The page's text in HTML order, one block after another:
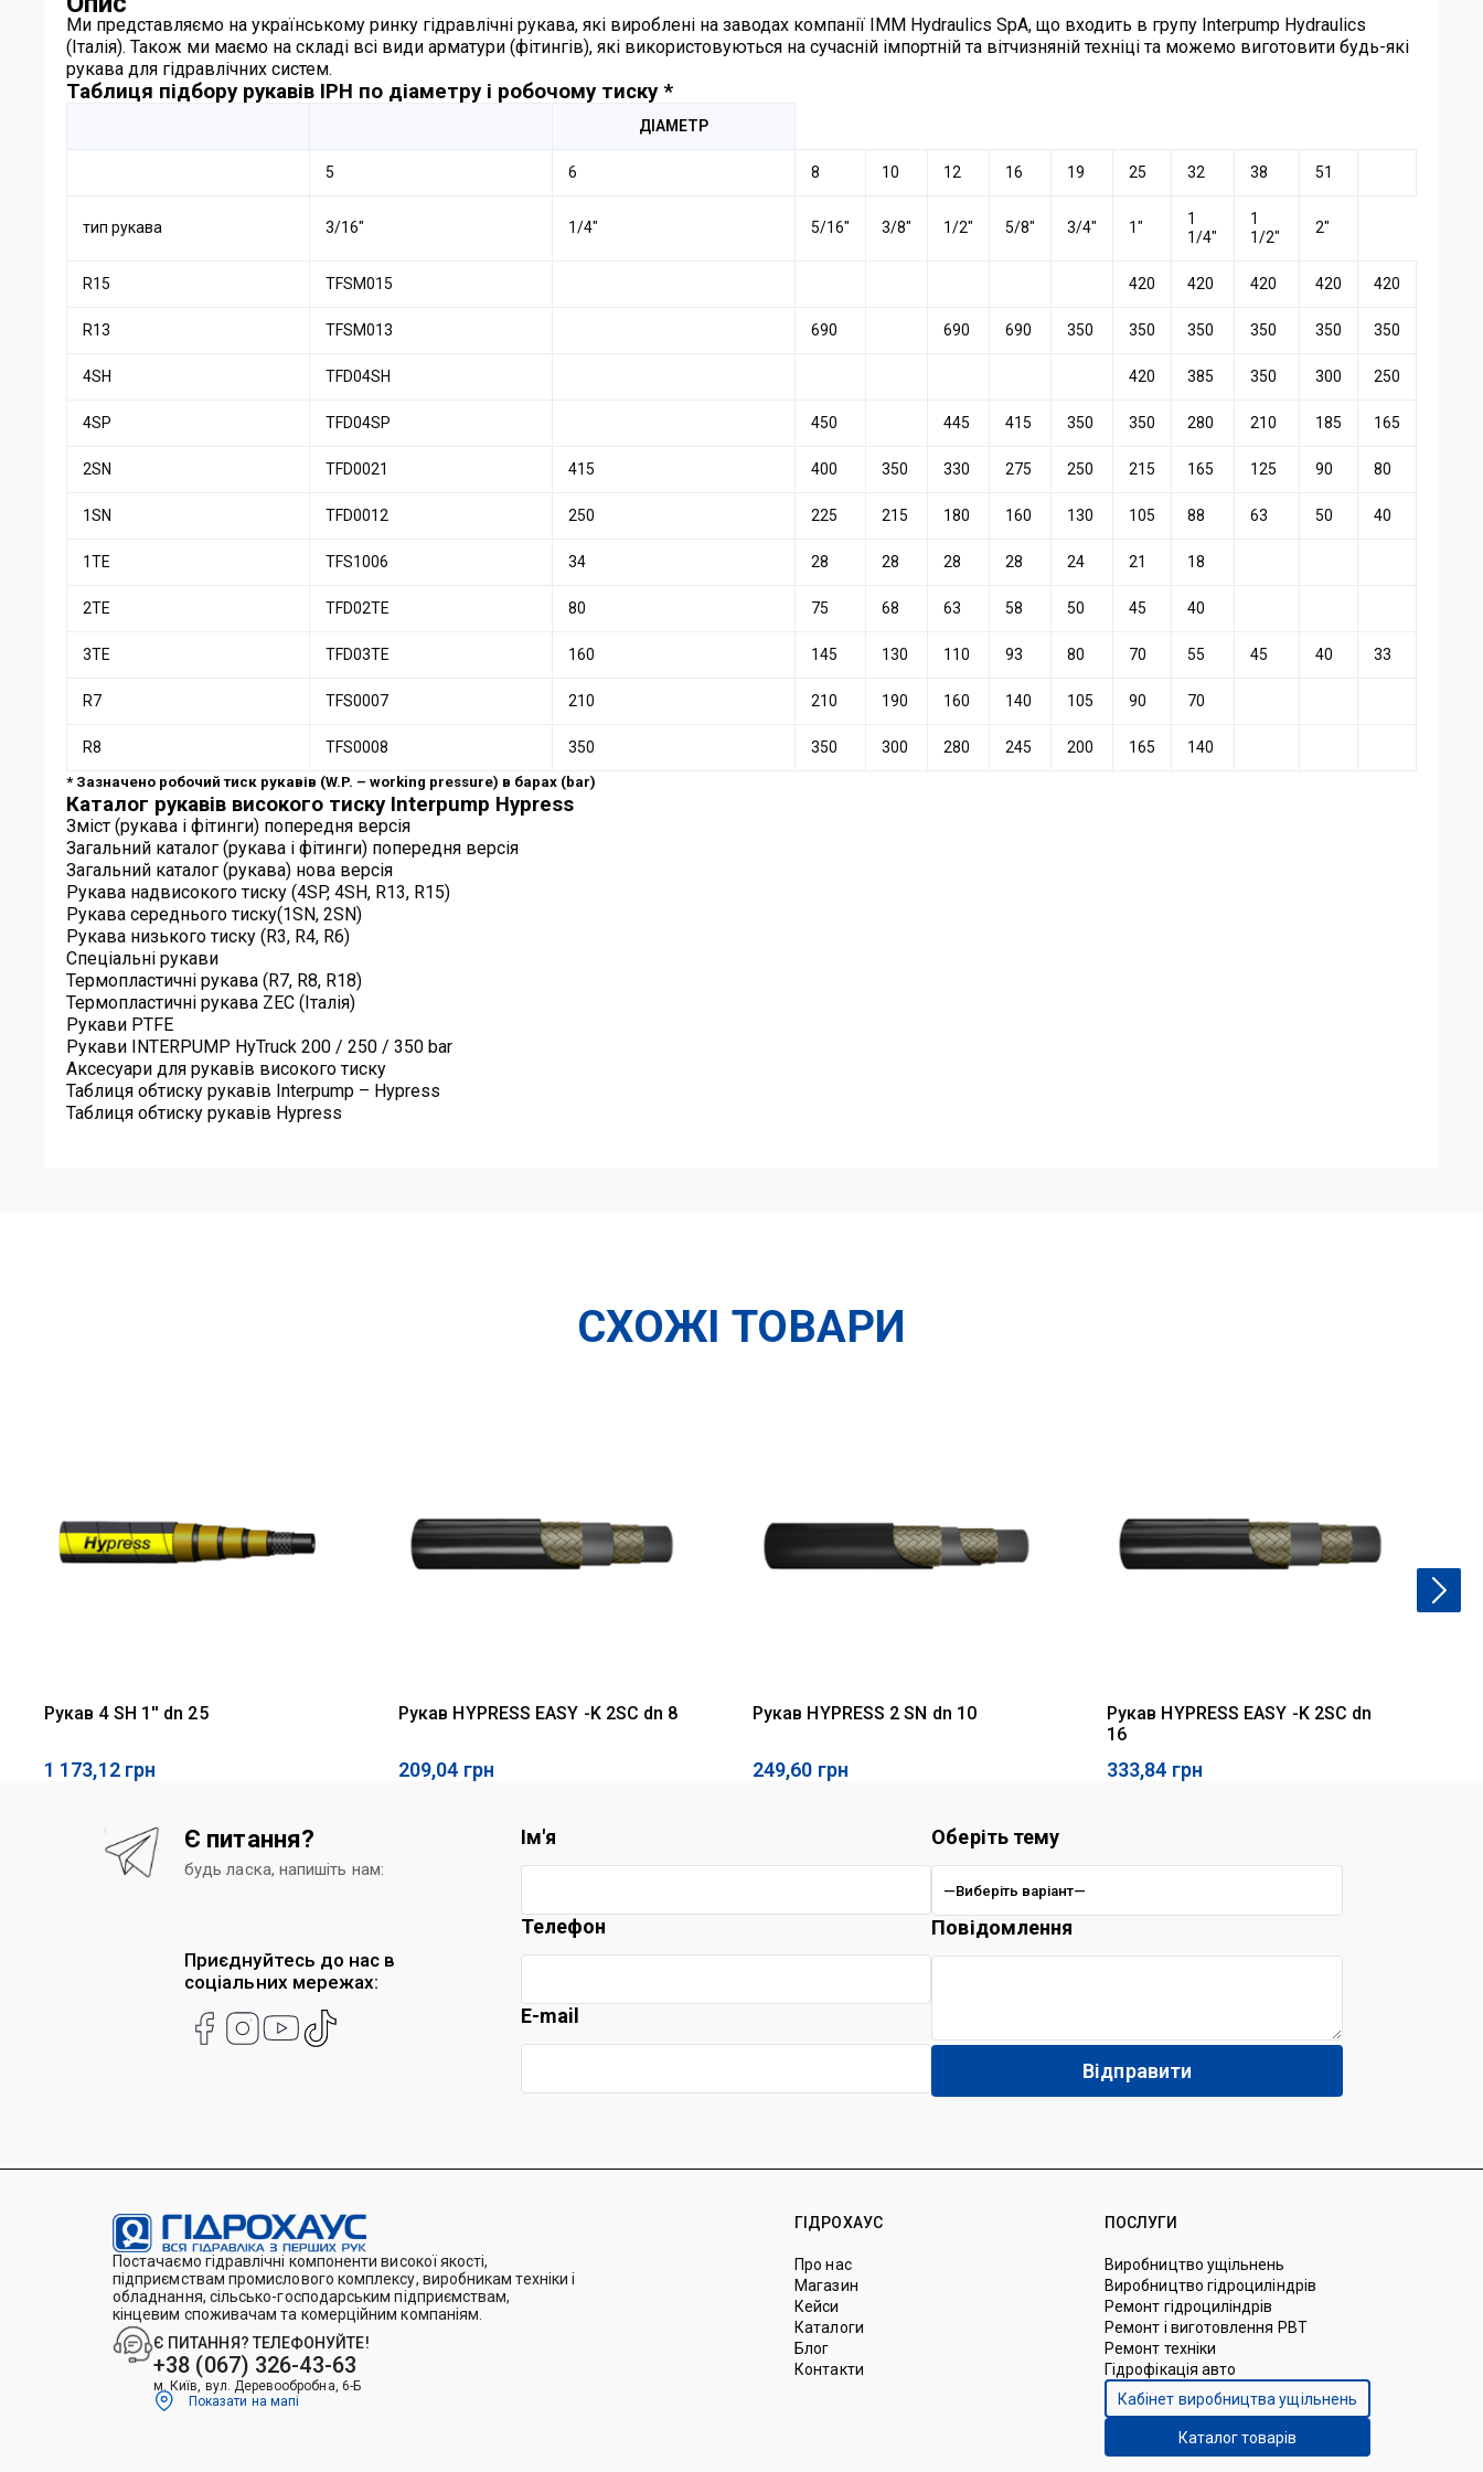
Ми представляємо на українському ринку гідравлічні рукава, які вироблені на заводах компанії IMM Hydraulics SpA, що входить в групу Interpump Hydraulics
(Італія). Також ми маємо на складі всі види арматури (фітингів), які використовуються на сучасній імпортній та вітчизняній техніці та можемо виготовити будь-які
рукава для гідравлічних систем.
Таблиця підбору рукавів IPH по діаметру і робочому тиску *
ДІАМЕТР
5 6 8 10 12 16 19 25 32 38 51
тип рукава 3/16″ 1/4″ 5/16″ 3/8″ 1/2″ 5/8″ 3/4″ 1″
1
1/4″
1
1/2″
2″
R15 TFSM015 420 420 420 420 420
R13 TFSM013 690 690 690 350 350 350 350 350 350
4SH TFD04SH 420 385 350 300 250
4SP TFD04SP 450 445 415 350 350 280 210 185 165
2SN TFD0021 415 400 350 330 275 250 215 165 125 90 80
1SN TFD0012 250 225 215 180 160 130 105 88 63 50 40
1TE TFS1006 34 28 28 28 28 24 21 18
2TE TFD02TE 80 75 68 63 58 50 45 40
3TE TFD03TE 160 145 130 110 93 80 70 55 45 40 33
R7 TFS0007 210 210 190 160 140 105 90 70
R8 TFS0008 350 350 300 280 245 200 165 140
* Зазначено робочий тиск рукавів (W.P. – working pressure) в барах (bar)
Каталог рукавів високого тиску Interpump Hypress
Зміст (рукава і фітинги) попередня версія
Загальний каталог (рукава і фітинги) попередня версія
Загальний каталог (рукава) нова версія
Рукава надвисокого тиску (4SP, 4SH, R13, R15)
Рукава середнього тиску(1SN, 2SN)
Рукава низького тиску (R3, R4, R6)
Спеціальні рукави
Термопластичні рукава (R7, R8, R18)
Термопластичні рукава ZEC (Італія)
Рукави PTFE
Рукави INTERPUMP HyTruck 200 / 250 / 350 bar
Аксесуари для рукавів високого тиску
Таблиця обтиску рукавів Interpump – Hypress
Таблиця обтиску рукавів Hypress
СХОЖІ ТОВАРИ
Рукав 4 SH 1'' dn 25
1 173,12 грн
Рукав HYPRESS EASY -K 2SC dn 8
209,04 грн
Рукав HYPRESS 2 SN dn 10
249,60 грн
Рукав HYPRESS EASY -K 2SC dn
16
333,84 грн
Є питання?
будь ласка, напишіть нам:
Приєднуйтесь до нас в
соціальних мережах:
Ім'я
Телефон
E-mail
Оберіть тему
Повідомлення
Постачаємо гідравлічні компоненти високої якості,
підприємствам промислового комплексу, виробникам техніки і
обладнання, сільсько-господарським підприємствам,
кінцевим споживачам та комерційним компаніям.
Є ПИТАННЯ? ТЕЛЕФОНУЙТЕ!
+38 (067) 326-43-63
м. Київ, вул. Деревообробна, 6-Б
Показати на мапі
ГІДРОХАУС
Про нас
Магазин
Кейси
Каталоги
Блог
Контакти
ПОСЛУГИ
Виробництво ущільнень
Виробництво гідроциліндрів
Ремонт гідроциліндрів
Ремонт і виготовлення РВТ
Ремонт техніки
Гідрофікація авто
Кабінет виробництва ущільнень
Каталог товарів